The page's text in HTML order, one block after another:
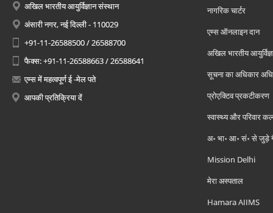
अखिल भारतीय आयुर्विज्ञान संस्थान
अंसारी नगर, नई दिल्ली - 110029
+91-11-26588500 / 26588700
फैक्स: +91-11-26588663 / 26588641
एम्स में महत्वपूर्ण ई -मेल पते
आपकी प्रतिक्रिया दें
नागरिक चार्टर
एम्स ऑनलाइन दान
अखिल भारतीय
सूचना का अधिकार
प्रोएक्टिव प्रकटीकरण
स्वास्थ्य और परिवार
अ॰ भा॰ आ॰ सं॰ से जुड़े
Mission Delhi
मेरा अस्पताल
Hamara AIIMS